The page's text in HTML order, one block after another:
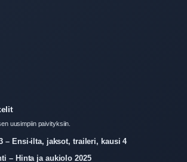
uusimpiin paivityksiin.
– Ensi-ilta, jaksot, traileri, kausi 4
– Hinta ja aukiolo 2025